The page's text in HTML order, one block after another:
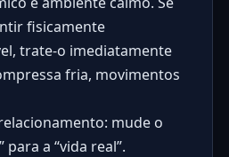
fisicamente
trate-o imediatamente
fria, movimentos
mude o
para a “vida real”.